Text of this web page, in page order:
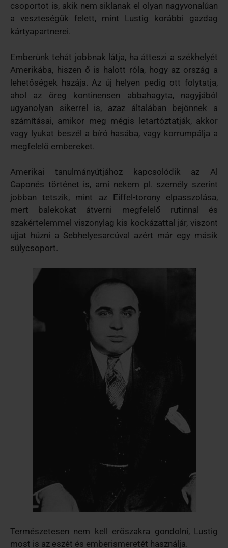
csoportot is, akik nem siklanak el olyan nagyvonalúan
a veszteségük felett, mint Lustig korábbi gazdag
kártyapartnerei.
Emberünk tehát jobbnak látja, ha átteszi a székhelyét
Amerikába, hiszen ő is halott róla, hogy az ország a
lehetőségek hazája. Az új helyen pedig ott folytatja,
ahol az öreg kontinensen abbahagyta, nagyjából
ugyanolyan sikerrel is, azaz általában bejönnek a
számításai, amikor meg mégis letartóztatják, akkor
vagy lyukat beszél a bíró hasába, vagy korrumpálja a
megfelelő embereket.
Amerikai tanulmányútjához kapcsolódik az Al
Caponés történet is, ami nekem pl. személy szerint
jobban tetszik, mint az Eiffel-torony elpasszolása,
mert balekokat átverni megfelelő rutinnal és
szakértelemmel viszonylag kis kockázattal jár, viszont
ujjat húzni a Sebhelyesarcúval azért már egy másik
súlycsoport.
Természetesen nem kell erőszakra gondolni, Lustig
most is az eszét és emberismeretét használja.